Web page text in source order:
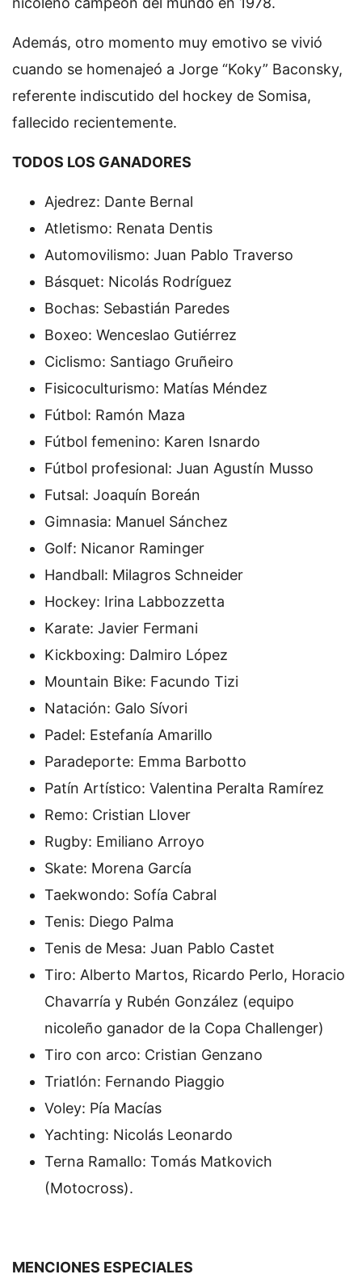
Además, otro momento muy emotivo se vivió
cuando se homenajeó a Jorge “Koky” Baconsky,
referente indiscutido del hockey de Somisa,
fallecido recientemente.
TODOS LOS GANADORES
Ajedrez: Dante Bernal
Atletismo: Renata Dentis
Automovilismo: Juan Pablo Traverso
Básquet: Nicolás Rodríguez
Bochas: Sebastián Paredes
Boxeo: Wenceslao Gutiérrez
Ciclismo: Santiago Gruñeiro
Fisicoculturismo: Matías Méndez
Fútbol: Ramón Maza
Fútbol femenino: Karen Isnardo
Fútbol profesional: Juan Agustín Musso
Futsal: Joaquín Boreán
Gimnasia: Manuel Sánchez
Golf: Nicanor Raminger
Handball: Milagros Schneider
Hockey: Irina Labbozzetta
Karate: Javier Fermani
Kickboxing: Dalmiro López
Mountain Bike: Facundo Tizi
Natación: Galo Sívori
Padel: Estefanía Amarillo
Paradeporte: Emma Barbotto
Patín Artístico: Valentina Peralta Ramírez
Remo: Cristian Llover
Rugby: Emiliano Arroyo
Skate: Morena García
Taekwondo: Sofía Cabral
Tenis: Diego Palma
Tenis de Mesa: Juan Pablo Castet
Tiro: Alberto Martos, Ricardo Perlo, Horacio
Chavarría y Rubén González (equipo
nicoleño ganador de la Copa Challenger)
Tiro con arco: Cristian Genzano
Triatlón: Fernando Piaggio
Voley: Pía Macías
Yachting: Nicolás Leonardo
Terna Ramallo: Tomás Matkovich
(Motocross).
MENCIONES ESPECIALES